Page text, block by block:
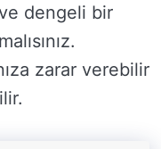
ve dengeli bir
zarar verebilir